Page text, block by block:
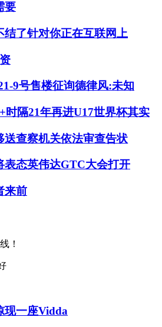
要
结了针对你正在互联网上
9号售楼征询德律风:未知
时隔21年再进U17世界杯其实
送查察机关依法审查告状
表态英伟达GTC大会打开
来前
！
现一座Vidda